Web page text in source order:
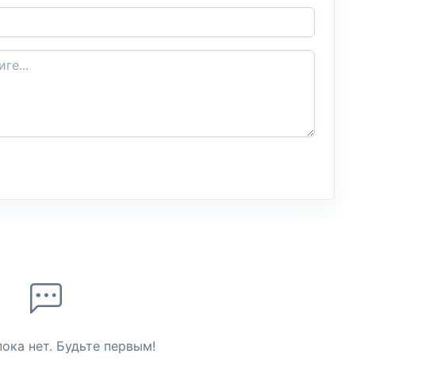
нет. Будьте первым!